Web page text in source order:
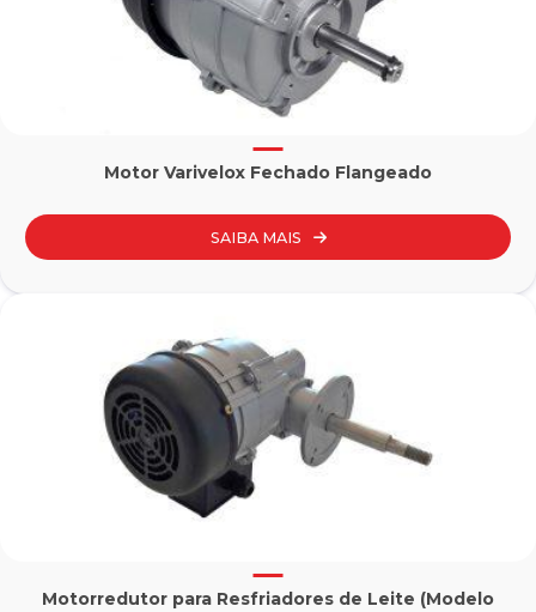
Motor Varivelox Fechado Flangeado
SAIBA MAIS
Motorredutor para Resfriadores de Leite (Modelo